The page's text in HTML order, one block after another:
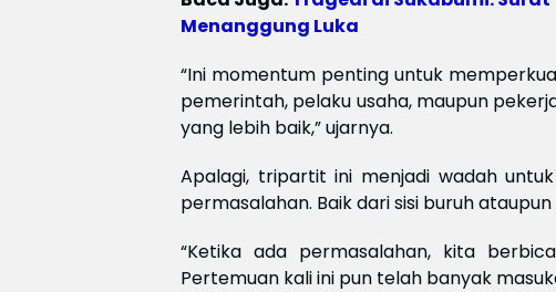
Menanggung Luka
“Ini momentum penting untuk
pemerintah, pelaku usaha, maupun
yang lebih baik,” ujarnya.
Apalagi, tripartit ini menjadi wadah
permasalahan. Baik dari sisi buruh
“Ketika ada permasalahan, kita
Pertemuan kali ini pun telah banyak